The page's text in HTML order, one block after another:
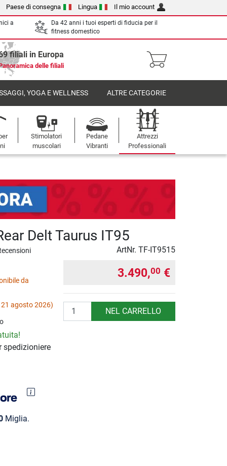
Paese di consegna Lingua Il mio account
a
Da 42 anni i tuoi esperti di fiducia per il
fitness domestico
filiali in Europa
delle filiali
YOGA E WELLNESS ALTRE CATEGORIE
Stimolatori
muscolari
Pedane
Vibranti
Attrezzi
Professionali
Delt Taurus IT95
ArtNr. TF-IT9515
da
agosto 2026)
spedizioniere
Miglia.
3.490,00 €
Quantità NEL CARRELLO